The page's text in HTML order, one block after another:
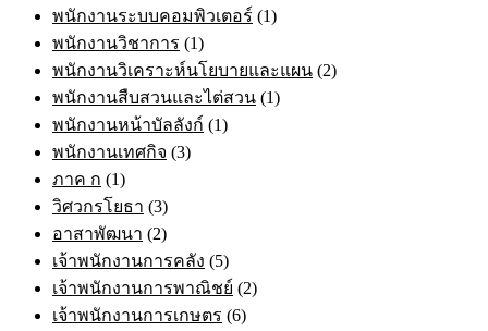
พนักงานระบบคอมพิวเตอร์ (1)
พนักงานวิชาการ (1)
พนักงานวิเคราะห์นโยบายและแผน (2)
พนักงานสืบสวนและไต่สวน (1)
พนักงานหน้าบัลลังก์ (1)
พนักงานเทศกิจ (3)
ภาค ก (1)
วิศวกรโยธา (3)
อาสาพัฒนา (2)
เจ้าพนักงานการคลัง (5)
เจ้าพนักงานการพาณิชย์ (2)
เจ้าพนักงานการเกษตร (6)